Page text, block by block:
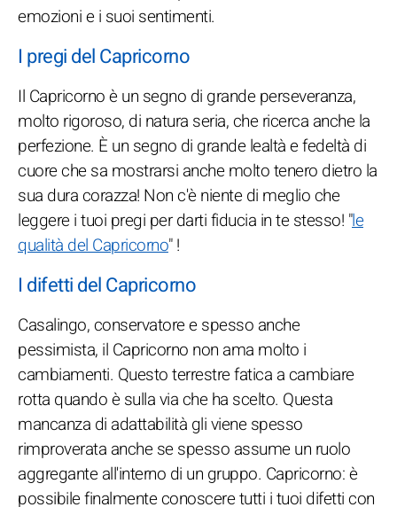
emozioni e i suoi sentimenti.
I pregi del Capricorno
Il Capricorno è un segno di grande perseveranza,
molto rigoroso, di natura seria, che ricerca anche la
perfezione. È un segno di grande lealtà e fedeltà di
cuore che sa mostrarsi anche molto tenero dietro la
sua dura corazza! Non c'è niente di meglio che
leggere i tuoi pregi per darti fiducia in te stesso! "le
qualità del Capricorno" !
I difetti del Capricorno
Casalingo, conservatore e spesso anche
pessimista, il Capricorno non ama molto i
cambiamenti. Questo terrestre fatica a cambiare
rotta quando è sulla via che ha scelto. Questa
mancanza di adattabilità gli viene spesso
rimproverata anche se spesso assume un ruolo
aggregante all'interno di un gruppo. Capricorno: è
possibile finalmente conoscere tutti i tuoi difetti con